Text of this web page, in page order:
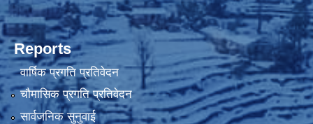
Reports
वार्षिक प्रगति प्रतिवेदन
चौमासिक प्रगति प्रतिवेदन
सार्वजनिक सुनुवाई